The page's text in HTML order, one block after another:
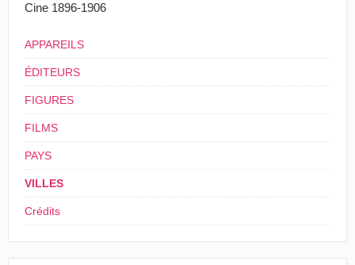
Cine 1896-1906
APPAREILS
ÉDITEURS
FIGURES
FILMS
PAYS
VILLES
Crédits